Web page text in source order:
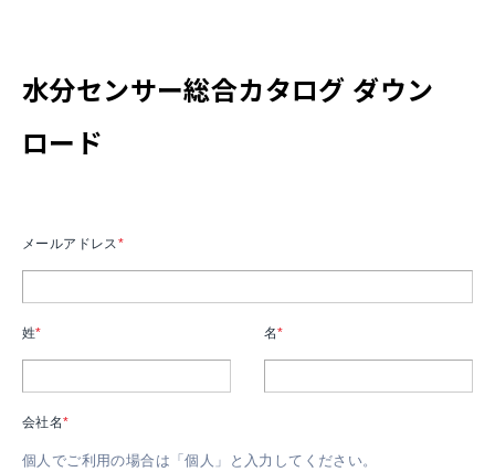
水分センサー総合カタログ ダウン
ロード
メールアドレス*
姓* 名*
会社名*
個人でご利用の場合は「個人」と入力してください。